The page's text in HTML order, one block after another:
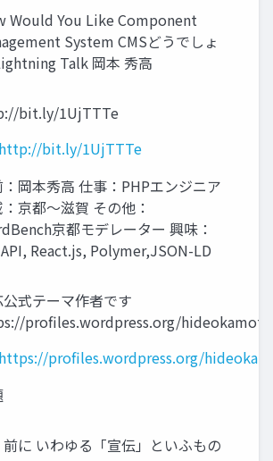
Would You Like Component
System CMSどうでしょ
Talk 岡本 秀高
bit.ly/1UjTTTe
http://bit.ly/1UjTTTe
：岡本秀高 仕事：PHPエンジニア
京都〜滋賀 その他：
京都モデレーター 興味：
React.js, Polymer,JSON-LD
公式テーマ作者です
proﬁles.wordpress.org/hideokamoto
https://profiles.wordpress.org/
前に いわゆる「宣伝」といふもの